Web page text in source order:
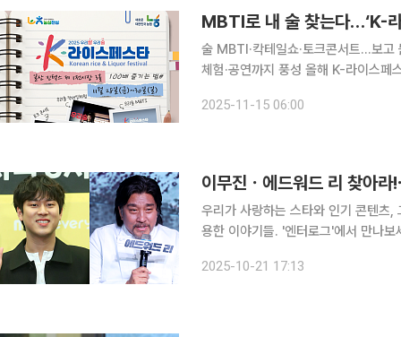
MBTI로 내 술 찾는다…‘K-
술 MBTI·칵테일쇼·토크콘서트…보
체험·공연까지 풍성 올해 K-라이스페스타는 단순히 둘러보는 전시가 아니다. 취향대로 골라보고 직
력이 놀이처럼 풀리는 이번 행사에서
2025-11-15 06:00
이무진ㆍ에드워드 리 찾아
우리가 사랑하는 스타와 인기 콘텐츠
용한 이야기들. '엔터로그'에서 만나보세요. 각종 오디션 프로그램이 쏟아지고 있습니다
원이 팬덤을 끌어모은 데 더해 방송가
2025-10-21 17:13